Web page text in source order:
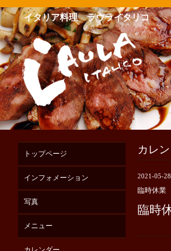
イタリア料理 ラウライタリコ
カレ
2021-05-
臨時休業
臨時
トップページ
インフォメーション
写真
メニュー